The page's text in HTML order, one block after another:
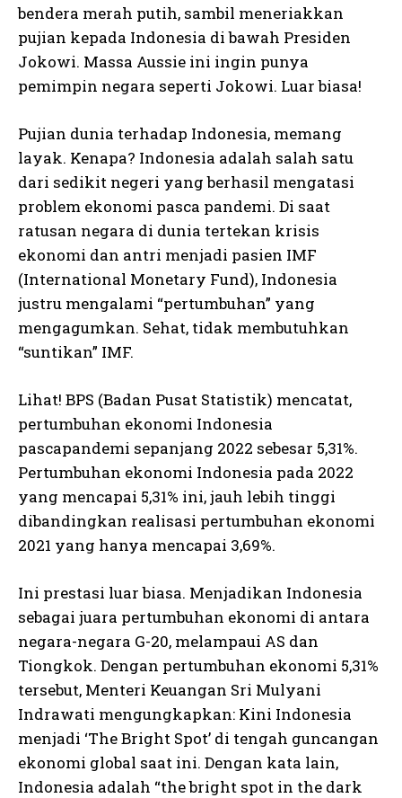
bendera merah putih, sambil meneriakkan
pujian kepada Indonesia di bawah Presiden
Jokowi. Massa Aussie ini ingin punya
pemimpin negara seperti Jokowi. Luar biasa!
Pujian dunia terhadap Indonesia, memang
layak. Kenapa? Indonesia adalah salah satu
dari sedikit negeri yang berhasil mengatasi
problem ekonomi pasca pandemi. Di saat
ratusan negara di dunia tertekan krisis
ekonomi dan antri menjadi pasien IMF
(International Monetary Fund), Indonesia
justru mengalami “pertumbuhan” yang
mengagumkan. Sehat, tidak membutuhkan
“suntikan” IMF.
Lihat! BPS (Badan Pusat Statistik) mencatat,
pertumbuhan ekonomi Indonesia
pascapandemi sepanjang 2022 sebesar 5,31%.
Pertumbuhan ekonomi Indonesia pada 2022
yang mencapai 5,31% ini, jauh lebih tinggi
dibandingkan realisasi pertumbuhan ekonomi
2021 yang hanya mencapai 3,69%.
Ini prestasi luar biasa. Menjadikan Indonesia
sebagai juara pertumbuhan ekonomi di antara
negara-negara G-20, melampaui AS dan
Tiongkok. Dengan pertumbuhan ekonomi 5,31%
tersebut, Menteri Keuangan Sri Mulyani
Indrawati mengungkapkan: Kini Indonesia
menjadi ‘The Bright Spot’ di tengah guncangan
ekonomi global saat ini. Dengan kata lain,
Indonesia adalah “the bright spot in the dark